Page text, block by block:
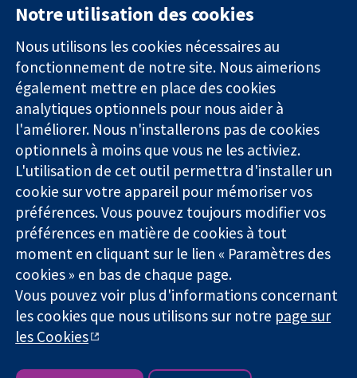
Des données
probantes.
Des décisions
éclairées.
Une meilleure
santé.
11-13 Cavendish
Square
Londres
W1G0AN
Royaume-Uni
nous
Actualités
Service de
presse
Qui sommes-
nous
Offres
d'emploi
Library
La Collaboration Cochrane est une association caritative (n°
1045921) et une société à responsabilité limitée par garantie (n°
03044323) enregistrée en Angleterre et au Pays de Galles. Numéro
de TVA : GB 718 2127 49.
Copyright © 2026 The Cochrane Collaboration
Conditions Générales|Mentions légales|Politique de
Notre utilisation des cookies
Nous utilisons les cookies nécessaires au
fonctionnement de notre site. Nous aimerions
également mettre en place des cookies
analytiques optionnels pour nous aider à
l'améliorer. Nous n'installerons pas de cookies
optionnels à moins que vous ne les activiez.
L'utilisation de cet outil permettra d'installer un
cookie sur votre appareil pour mémoriser vos
préférences. Vous pouvez toujours modifier vos
préférences en matière de cookies à tout
moment en cliquant sur le lien « Paramètres des
cookies » en bas de chaque page.
Vous pouvez voir plus d'informations concernant
les cookies que nous utilisons sur notre page sur
les Cookies